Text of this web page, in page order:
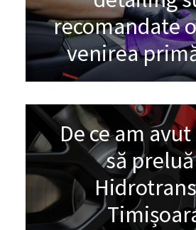
recomandate
venirea
De ce am
să